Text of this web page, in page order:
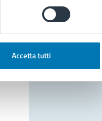
Accetta tutti